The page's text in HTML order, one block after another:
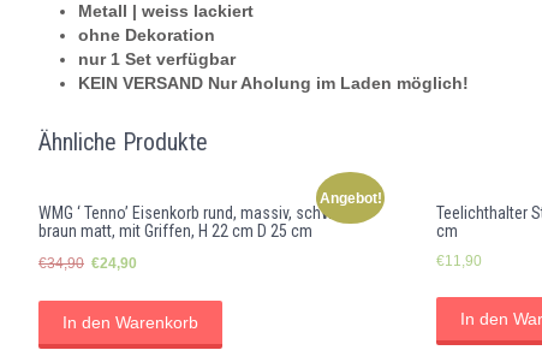
Metall | weiss lackiert
ohne Dekoration
nur 1 Set verfügbar
KEIN VERSAND Nur Aholung im Laden möglich!
Ähnliche Produkte
Angebot!
WMG ‘ Tenno’ Eisenkorb rund, massiv, schwarz
braun matt, mit Griffen, H 22 cm D 25 cm
€34,90 Ursprünglicher
€34,90
€24,90
€24,90.
In den Warenkorb
Teelichthalter
cm
€11,90
In den